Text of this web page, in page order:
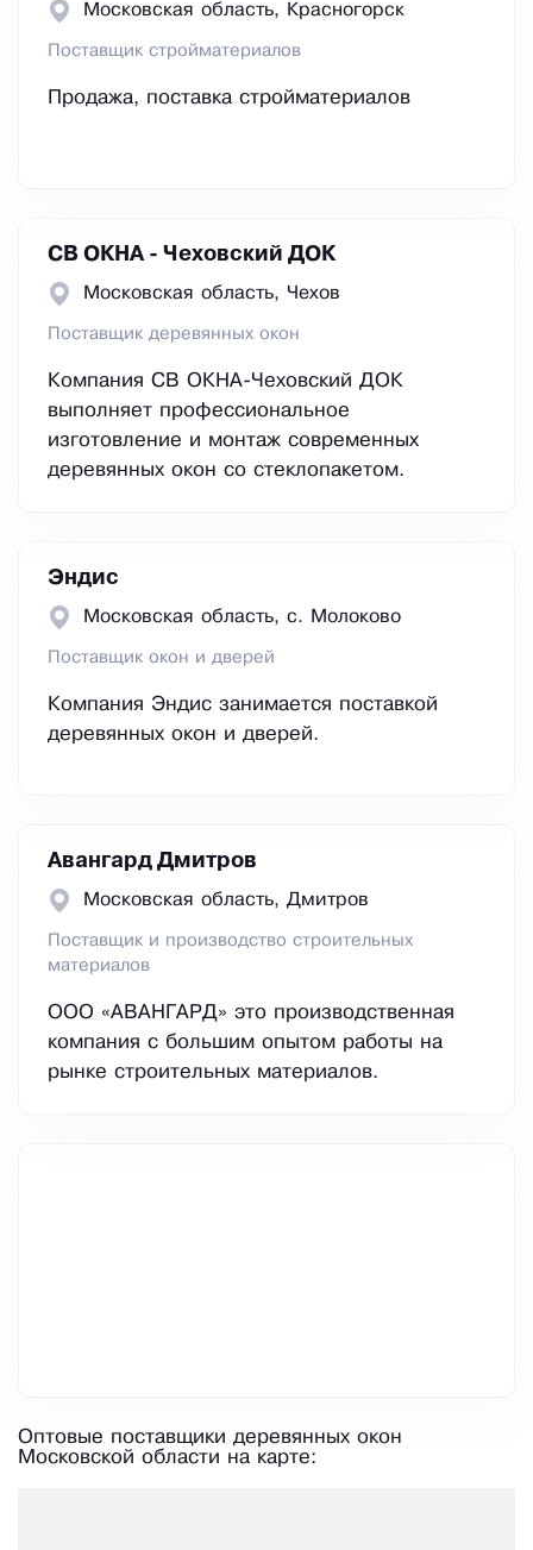
Московская область, Красногорск
Поставщик стройматериалов
Продажа, поставка стройматериалов
СВ ОКНА - Чеховский ДОК
Московская область, Чехов
Поставщик деревянных окон
Компания СВ ОКНА-Чеховский ДОК
выполняет профессиональное
изготовление и монтаж современных
деревянных окон со стеклопакетом.
Эндис
Московская область, с. Молоково
Поставщик окон и дверей
Компания Эндис занимается поставкой
деревянных окон и дверей.
Авангард Дмитров
Московская область, Дмитров
Поставщик и производство строительных
материалов
ООО «АВАНГАРД» это производственная
компания с большим опытом работы на
рынке строительных материалов.
Оптовые поставщики деревянных окон
Московской области на карте: